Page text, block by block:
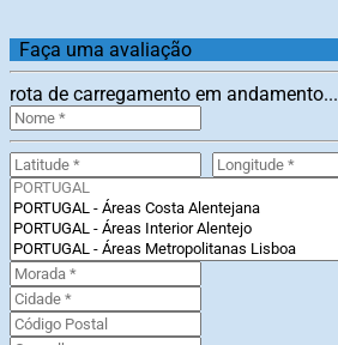
Faça uma avaliação
rota de carregamento em andamento...